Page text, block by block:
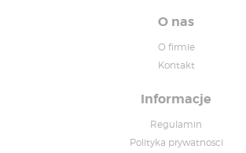
O nas
O firmie
Kontakt
Informacje
Regulamin
Polityka prywatnosci